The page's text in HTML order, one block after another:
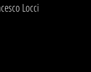
Locci